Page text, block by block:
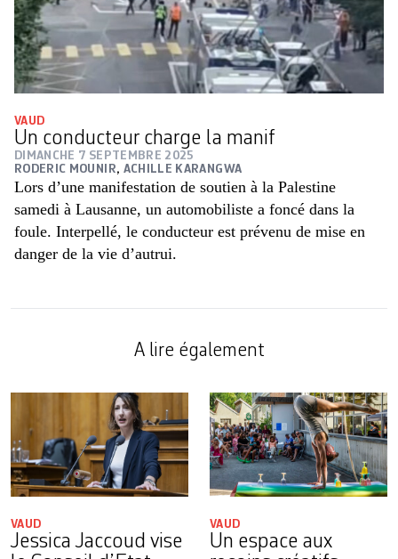
VAUD
Un conducteur charge la manif
DIMANCHE 7 SEPTEMBRE 2025
RODERIC MOUNIR, ACHILLE KARANGWA
Lors d’une manifestation de soutien à la Palestine
samedi à Lausanne, un automobiliste a foncé dans la
foule. Interpellé, le conducteur est prévenu de mise en
danger de la vie d’autrui.
A lire également
VAUD
Jessica Jaccoud vise
VAUD
Un espace aux